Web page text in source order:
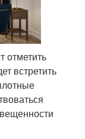
отметить
встретить